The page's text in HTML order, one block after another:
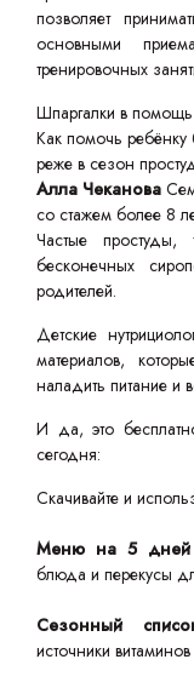
позволяет
основными
тренировочных
Шпаргалки в
Как помочь ребёнку
реже в сезон
Алла Чеканова
со стажем более 8
Частые простуды,
бесконечных
родителей.
Детские
материалов,
наладить питание и
И да, это
сегодня:
Скачивайте и
Меню на 5 дней
блюда и перекусы
Сезонный
источники